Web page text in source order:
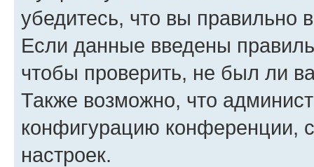
убедитесь, что вы правильно
Если данные введены
чтобы проверить, не был ли
Также возможно, что
конфигурацию конференции,
настроек.